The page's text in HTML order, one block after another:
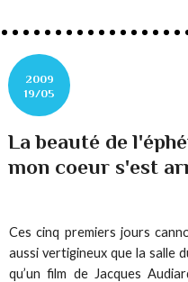
2009
19/05
La beauté de
mon coeur s'est
Ces cinq premiers jours
aussi vertigineux que la salle
qu’un film de Jacques